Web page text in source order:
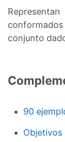
conjunto
90
Objetivos